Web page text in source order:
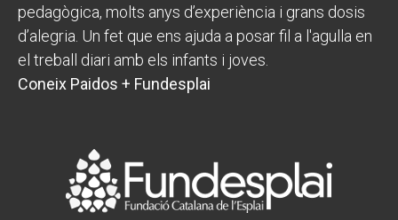
pedagògica, molts anys d’experiència i grans dosis
d’alegria. Un fet que ens ajuda a posar fil a l'agulla en
el treball diari amb els infants i joves.
Coneix Paidos + Fundesplai